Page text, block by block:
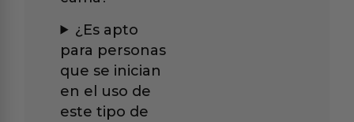
¿Es apto
para personas
que se inician
en el uso de
este tipo de